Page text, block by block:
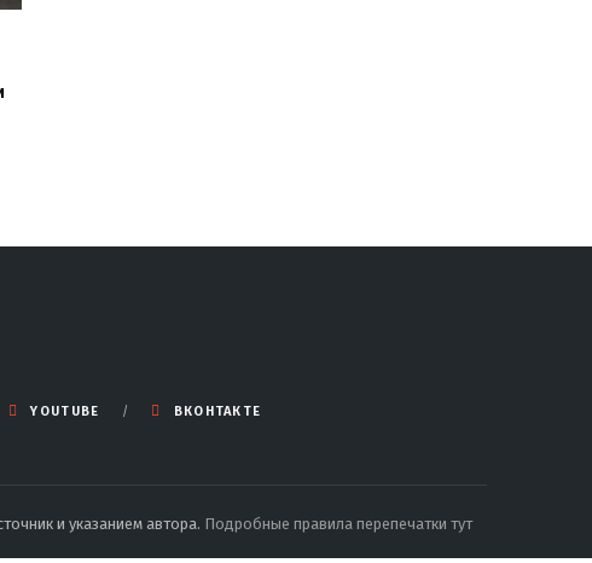
YOUTUBE ВКОНТАКТЕ
и указанием автора. Подробные правила перепечатки тут